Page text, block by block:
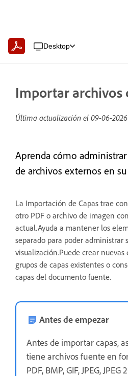
Desktop
Importar archivos
Última actualización el 09-06-2026
Aprenda cómo
de archivos externos en su
La Importación de Capas trae
otro PDF o archivo de imagen
actual.Ayuda a mantener los
separado para poder administrar
visualización.Puede crear
grupos de capas existentes o
capas del documento fuente.
Antes de empezar
Antes de importar capas,
tiene archivos fuente en
PDF, BMP, GIF, JPEG, JPEG